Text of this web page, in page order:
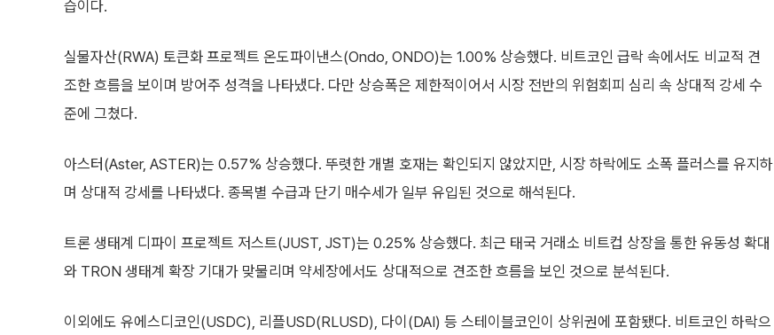
습이다.
실물자산(RWA) 토큰화 프로젝트 온도파이낸스(Ondo, ONDO)는 1.00% 상승했다. 비트코인 급락 속에서도 비교적 견
조한 흐름을 보이며 방어주 성격을 나타냈다. 다만 상승폭은 제한적이어서 시장 전반의 위험회피 심리 속 상대적 강세 수
준에 그쳤다.
아스터(Aster, ASTER)는 0.57% 상승했다. 뚜렷한 개별 호재는 확인되지 않았지만, 시장 하락에도 소폭 플러스를 유지하
며 상대적 강세를 나타냈다. 종목별 수급과 단기 매수세가 일부 유입된 것으로 해석된다.
트론 생태계 디파이 프로젝트 저스트(JUST, JST)는 0.25% 상승했다. 최근 태국 거래소 비트컵 상장을 통한 유동성 확대
와 TRON 생태계 확장 기대가 맞물리며 약세장에서도 상대적으로 견조한 흐름을 보인 것으로 분석된다.
이외에도 유에스디코인(USDC), 리플USD(RLUSD), 다이(DAI) 등 스테이블코인이 상위권에 포함됐다. 비트코인 하락으